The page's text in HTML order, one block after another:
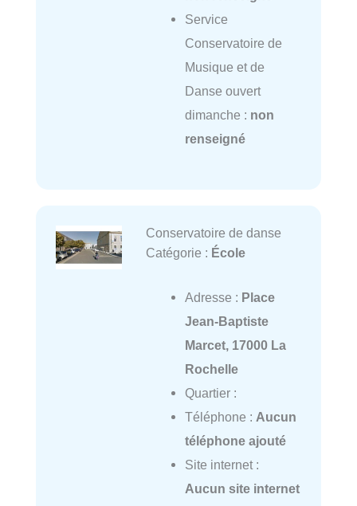
Service
Conservatoire de
Musique et de
Danse ouvert
dimanche : non
renseigné
Conservatoire de danse
Catégorie : École
Adresse : Place
Jean-Baptiste
Marcet, 17000 La
Rochelle
Quartier :
Téléphone : Aucun
téléphone ajouté
Site internet :
Aucun site internet